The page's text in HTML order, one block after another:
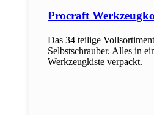
Procraft
Das 34 teilige
Selbstschrauber. Alles in
Werkzeugkiste verpackt.